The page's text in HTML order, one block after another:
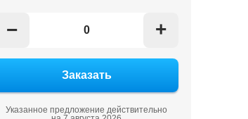
− +
Указанное предложение действительно